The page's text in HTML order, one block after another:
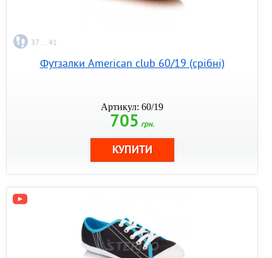
37 ... 41
Футзалки American club 60/19 (срібні)
Артикул: 60/19
705 грн.